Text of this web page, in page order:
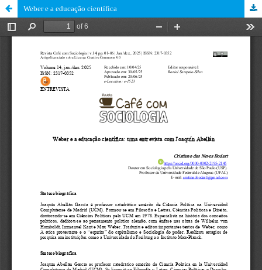
Weber e a educação científica